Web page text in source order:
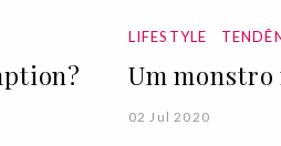
LIFESTYLE
Um monstro
02 Jul 2020